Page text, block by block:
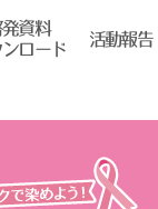
資料
ンロード
活動報告